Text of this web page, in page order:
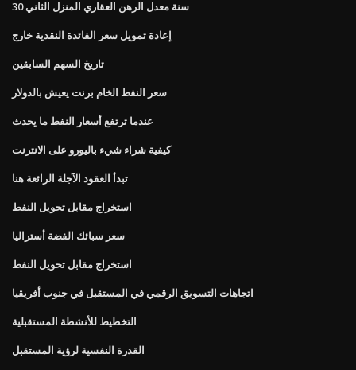
30 سنة معدل الرهن العقاري المنزل الثاني
إعادة تمويل سعر الفائدة النقدية خارج
تاريخ السهم السابقين
سعر النفط الخام برنت يعيش بالدولار
عندما ترتفع أسعار النفط ما يحدث
كيفية شراء شيء باليورو على الانترنت
تبدأ العقود الآجلة الرائعة هنا
استخراج مقابل تحويل النفط
سعر سبائك الفضة أستراليا
استخراج مقابل تحويل النفط
اتجاهات التسويق الرقمي في المستقبل في جنوب أفريقيا
التخطيط للأنشطة المستقبلية
القدرة النفسية لرؤية المستقبل